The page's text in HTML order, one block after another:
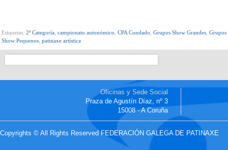
Etiquetas: 2ª Categoría campionato autonómico CPA Condado Grupos Show Grandes Grupos
Show Pequenos patinaxe artística
Oficinas y Sede Social
Praza de Agustín Díaz, nº 3
15008 - A Coruña
Copyrights © All Rights Reserved FEDERACIÓN GALEGA DE PATINAXE